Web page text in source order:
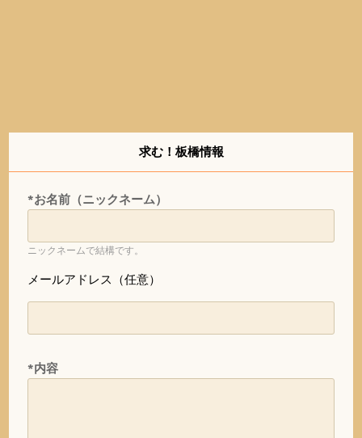
求む！板橋情報
*お名前（ニックネーム）
ニックネームで結構です。
メールアドレス（任意）
*内容